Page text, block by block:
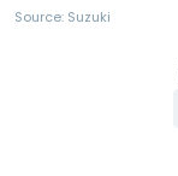
Source: Suzuki